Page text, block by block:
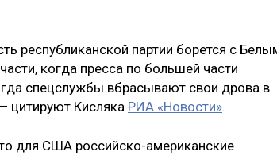
республиканской партии борется с
когда пресса по большей части
спецслужбы вбрасывают свои дрова в
цитируют Кисляка РИА «Новости».
для США российско-американские